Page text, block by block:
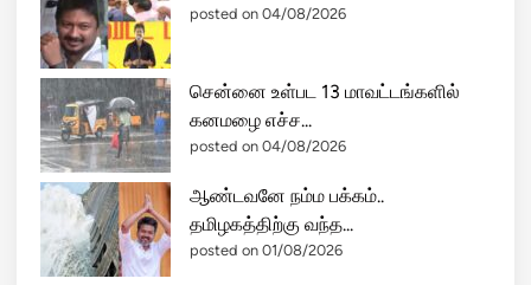
posted on 04/08/2026
சென்னை உள்பட 13 மாவட்டங்களில்
கனமழை எச்ச...
posted on 04/08/2026
ஆண்டவனே நம்ம பக்கம்..
தமிழகத்திற்கு வந்த...
posted on 01/08/2026